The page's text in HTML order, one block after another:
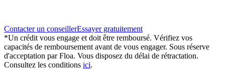
Contacter un conseillerEssayer gratuitement
*Un crédit vous engage et doit être remboursé. Vérifiez vos
capacités de remboursement avant de vous engager. Sous réserve
d'acceptation par Floa. Vous disposez du délai de rétractation.
Consultez les conditions ici.